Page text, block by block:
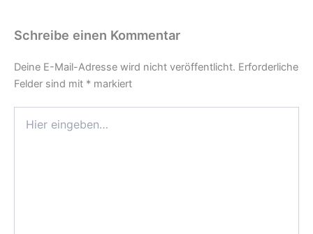
Schreibe einen Kommentar
Deine E-Mail-Adresse wird nicht veröffentlicht. Erforderliche
Felder sind mit * markiert
eingeben…